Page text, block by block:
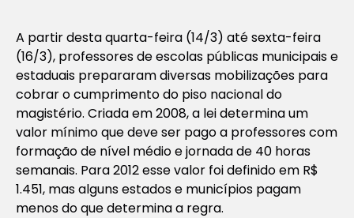
A partir desta quarta-feira (14/3) até sexta-feira
(16/3), professores de escolas públicas municipais e
estaduais prepararam diversas mobilizações para
cobrar o cumprimento do piso nacional do
magistério. Criada em 2008, a lei determina um
valor mínimo que deve ser pago a professores com
formação de nível médio e jornada de 40 horas
semanais. Para 2012 esse valor foi definido em R$
1.451, mas alguns estados e municípios pagam
menos do que determina a regra.